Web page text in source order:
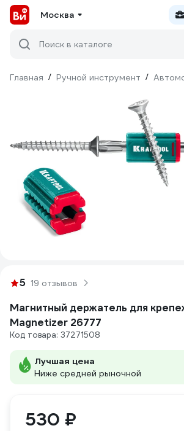
Москва
Поиск в каталоге
Главная / Ручной инструмент /
5 19 отзывов
Магнитный держатель для
Magnetizer 26777
Код товара: 37271508
Лучшая цена
Ниже средней рыночной
530 ₽